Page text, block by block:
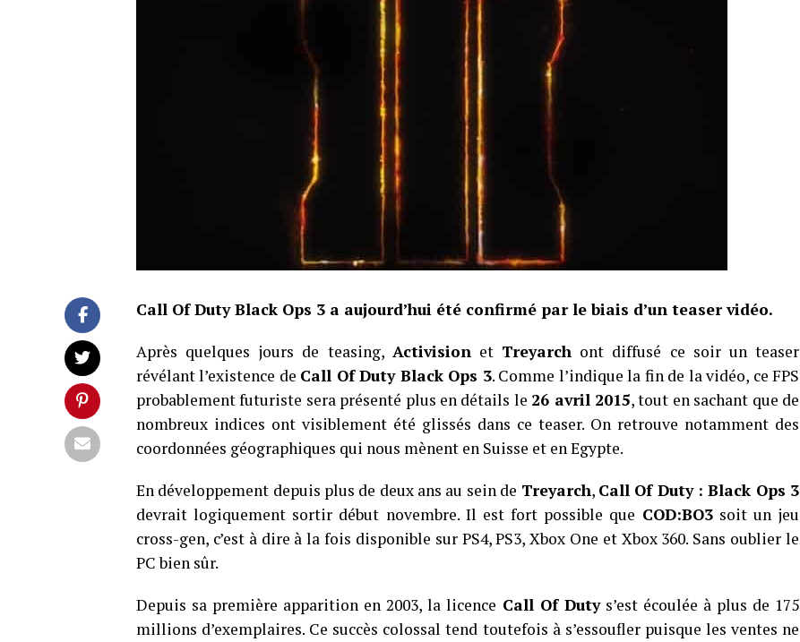
Call Of Duty Black Ops 3 a aujourd’hui été confirmé par le biais d’un teaser vidéo.
Après quelques jours de teasing, Activisionet Treyarch ont diffusé ce soir un teaser
révélant l’existence de Call Of Duty Black Ops 3. Comme l’indique la fin de la vidéo, ce FPS
probablement futuriste sera présenté plus en détails le 26 avril 2015, tout en sachant que de
nombreux indices ont visiblement été glissés dans ce teaser. On retrouve notamment des
coordonnées géographiques qui nous mènent en Suisse et en Egypte.
En développement depuis plus de deux ans au sein de Treyarch, Call Of Duty : Black Ops 3
devrait logiquement sortir début novembre. Il est fort possible que COD:BO3soit un jeu
cross-gen, c’est à dire à la fois disponible sur PS4, PS3, Xbox One et Xbox 360. Sans oublier le
PC bien sûr.
Depuis sa première apparition en 2003, la licence Call Of Dutys’est écoulée à plus de 175
millions d’exemplaires. Ce succès colossal tend toutefois à s’essoufler puisque les ventes ne